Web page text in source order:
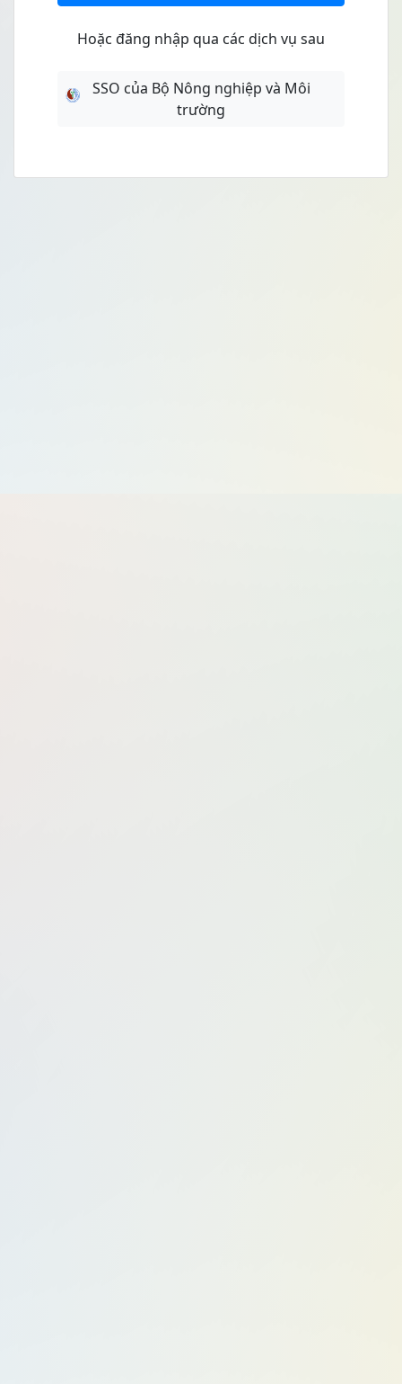
Hoặc đăng nhập qua các dịch vụ sau
SSO của Bộ Nông nghiệp và Môi
trường